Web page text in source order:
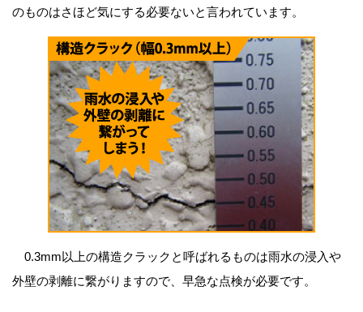
のものはさほど気にする必要ないと言われています。
0.3mm以上の構造クラックと呼ばれるものは雨水の浸入や
外壁の剥離に繋がりますので、早急な点検が必要です。